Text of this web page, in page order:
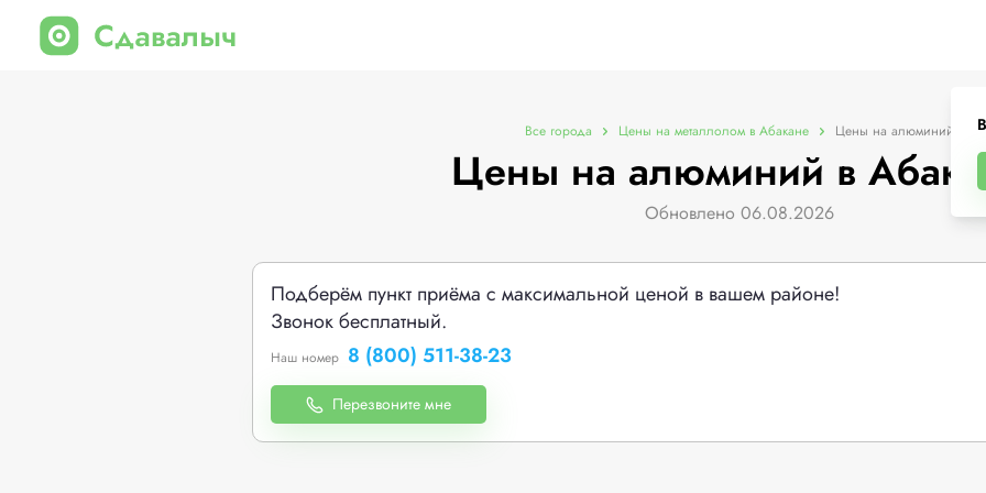
Все города Цены на металлолом в Абакане Цены на алюминий
Цены на алюминий в
Обновлено 06.08.2026
Подберём пункт приёма с максимальной ценой в вашем районе!
Звонок бесплатный.
Наш номер 8 (800) 511-38-23
Перезвоните мне